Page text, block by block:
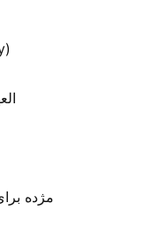
مژده برای